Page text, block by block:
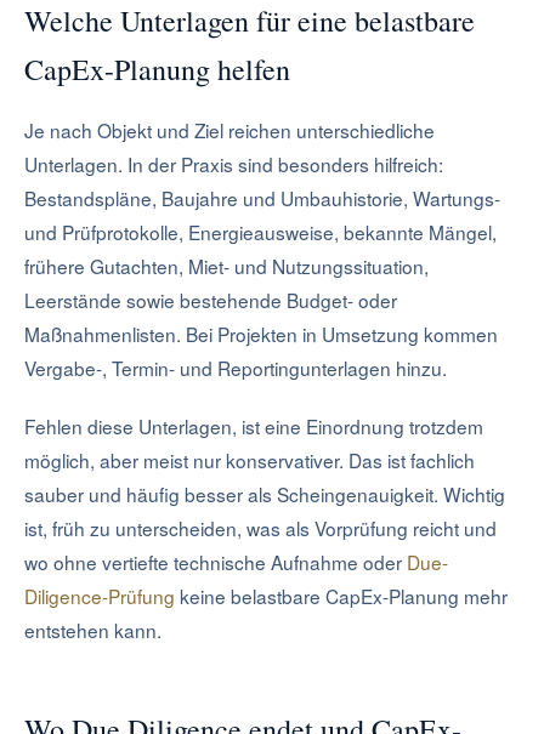
Welche Unterlagen für eine belastbare
CapEx-Planung helfen
Je nach Objekt und Ziel reichen unterschiedliche
Unterlagen. In der Praxis sind besonders hilfreich:
Bestandspläne, Baujahre und Umbauhistorie, Wartungs-
und Prüfprotokolle, Energieausweise, bekannte Mängel,
frühere Gutachten, Miet- und Nutzungssituation,
Leerstände sowie bestehende Budget- oder
Maßnahmenlisten. Bei Projekten in Umsetzung kommen
Vergabe-, Termin- und Reportingunterlagen hinzu.
Fehlen diese Unterlagen, ist eine Einordnung trotzdem
möglich, aber meist nur konservativer. Das ist fachlich
sauber und häufig besser als Scheingenauigkeit. Wichtig
ist, früh zu unterscheiden, was als Vorprüfung reicht und
wo ohne vertiefte technische Aufnahme oder Due-
Diligence-Prüfung keine belastbare CapEx-Planung mehr
entstehen kann.